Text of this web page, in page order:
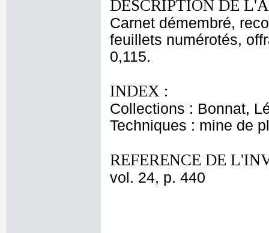
DESCRIPTION DE
Carnet démembré,
feuillets numérotés,
0,115.
INDEX :
Collections : Bonnat,
Techniques : mine de
REFERENCE DE
vol. 24, p. 440